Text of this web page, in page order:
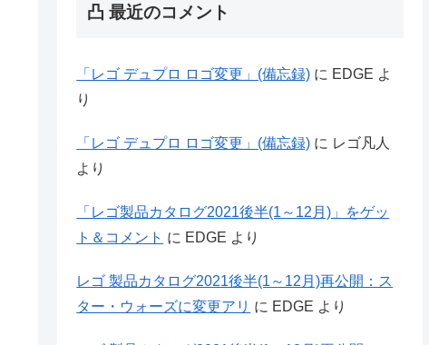
凸 最近のコメント
「レゴ デュプロ ロゴ変更」(備忘録) に EDGE よ
り
「レゴ デュプロ ロゴ変更」(備忘録) に レゴ凡人
より
「レゴ製品カタログ2021後半(1～12月)」をゲッ
ト＆コメント に EDGE より
レゴ 製品カタログ2021後半(1～12月)再公開：ス
ター・ウォーズに変更アリ に EDGE より